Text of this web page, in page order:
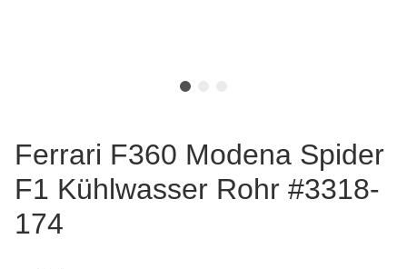
Ferrari F360 Modena Spider
F1 Kühlwasser Rohr #3318-
174